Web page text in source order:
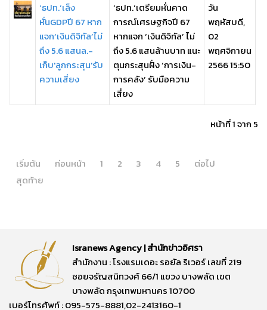
‘ธปท.’เล็ง
หั่นGDPปี 67 หาก
แจก‘เงินดิจิทัล’ไม่
ถึง 5.6 แสนล.-
เก็บ'ลูกกระสุน'รับ
ความเสี่ยง
‘ธปท.’เตรียมหั่นคาด
การณ์เศรษฐกิจปี 67
หากแจก ‘เงินดิจิทัล’ ไม่
ถึง 5.6 แสนล้านบาท แนะ
ตุนกระสุนฝั่ง ‘การเงิน-
การคลัง’ รับมือความ
เสี่ยง
วัน
พฤหัสบดี,
02
พฤศจิกายน
2566 15:50
หน้าที่ 1 จาก 5
เริ่มต้น ก่อนหน้า 1 2 3 4 5
ต่อไป
สุดท้าย
Isranews Agency | สำนักข่าวอิศรา
สำนักงาน : โรงแรมเดอะ รอยัล ริเวอร์ เลขที่ 219
ซอยจรัญสนิทวงศ์ 66/1 แขวง บางพลัด เขต
บางพลัด กรุงเทพมหานคร 10700
เบอร์โทรศัพท์ : 095-575-8881,02-2413160-1